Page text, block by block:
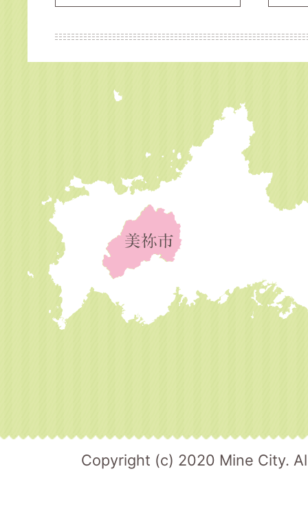
Copyright (c) 2020 Mine City.